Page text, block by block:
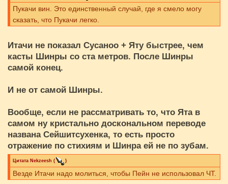
Пукачи вин. Это единственный случай, где я смело могу
сказать, что Пукачи легко.
Итачи не показал Сусаноо + Яту быстрее, чем
касты Шинры со ста метров. После Шинры
самой конец.
И не от самой Шинры.
Вообще, если не рассматривать то, что Ята в
самом ну кристально доскональном переводе
названа Сейшитсухенка, то есть просто
отражение по стихиям и Шинра ей не по зубам.
Цитата Nekzeesh ( )
Везде Итачи надо молиться, чтобы Пейн не использовал ЧТ.